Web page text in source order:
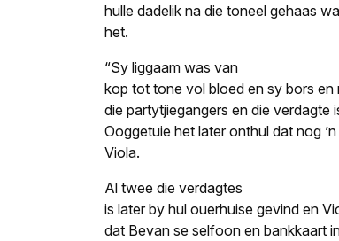
hulle dadelik na die toneel gehaas
het.
“Sy liggaam was van
kop tot tone vol bloed en sy bors
die partytjiegangers en die verdagte
Ooggetuie het later onthul dat nog
Viola.
Al twee die verdagtes
is later by hul ouerhuise gevind en
dat Bevan se selfoon en bankkaart